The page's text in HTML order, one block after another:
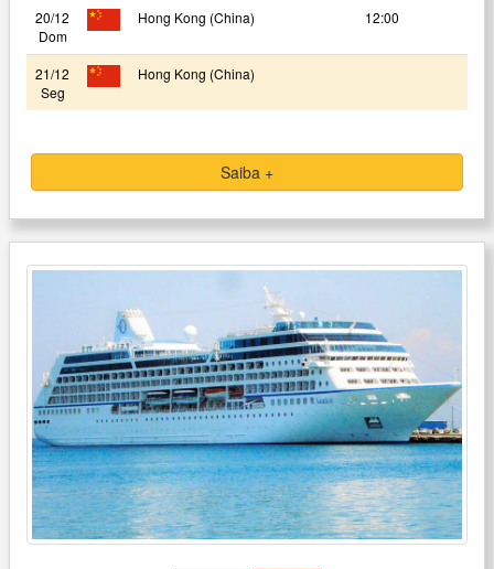
20/12
Dom
Hong Kong (China) 12:00
21/12
Seg
Hong Kong (China)
Saiba +